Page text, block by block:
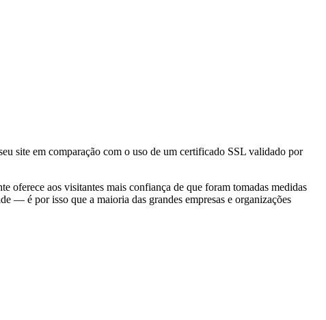
site em comparação com o uso de um certificado SSL validado por
oferece aos visitantes mais confiança de que foram tomadas medidas
— é por isso que a maioria das grandes empresas e organizações